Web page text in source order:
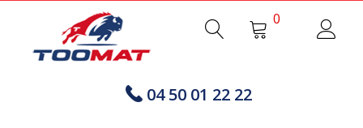
04 50 01 22 22
0